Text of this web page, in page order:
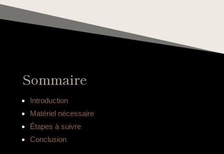
Sommaire
Introduction
Matériel nécessaire
Étapes à suivre
Conclusion